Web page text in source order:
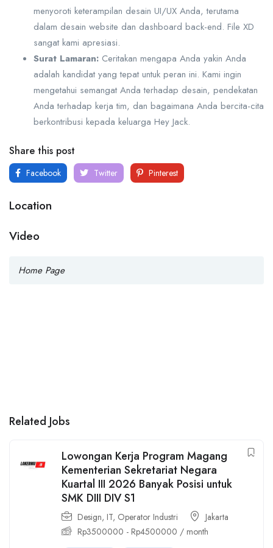
menyoroti keterampilan desain UI/UX Anda, terutama
dalam desain website dan dashboard back-end. File XD
sangat kami apresiasi.
Surat Lamaran: Ceritakan mengapa Anda yakin Anda
adalah kandidat yang tepat untuk peran ini. Kami ingin
mengetahui semangat Anda terhadap desain, pendekatan
Anda terhadap kerja tim, dan bagaimana Anda bercita-cita
berkontribusi kepada keluarga Hey Jack.
Share this post
Facebook Twitter Pinterest
Location
Video
Home Page
Related Jobs
Lowongan Kerja Program Magang
Kementerian Sekretariat Negara
Kuartal III 2026 Banyak Posisi untuk
SMK DIII DIV S1
Design, IT, Operator Industri
Jakarta
Rp3500000 - Rp4500000 / month